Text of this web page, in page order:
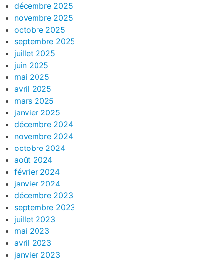
décembre 2025
novembre 2025
octobre 2025
septembre 2025
juillet 2025
juin 2025
mai 2025
avril 2025
mars 2025
janvier 2025
décembre 2024
novembre 2024
octobre 2024
août 2024
février 2024
janvier 2024
décembre 2023
septembre 2023
juillet 2023
mai 2023
avril 2023
janvier 2023